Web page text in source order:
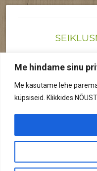
Me hindame sinu
Me kasutame lehe
küpsiseid. Klikkides
© 2026